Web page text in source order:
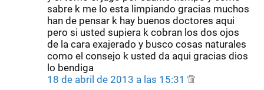
sabre k me lo esta limpiando gracias muchos
han de pensar k hay buenos doctores aqui
pero si usted supiera k cobran los dos ojos
de la cara exajerado y busco cosas naturales
como el consejo k usted da aqui gracias dios
lo bendiga
18 de abril de 2013 a las 15:31